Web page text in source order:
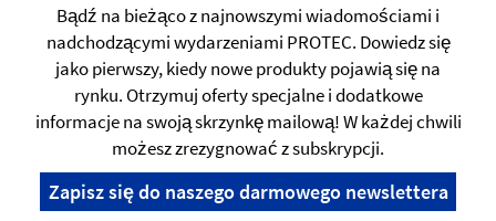
Bądź na bieżąco z najnowszymi wiadomościami i
nadchodzącymi wydarzeniami PROTEC. Dowiedz się
jako pierwszy, kiedy nowe produkty pojawią się na
rynku. Otrzymuj oferty specjalne i dodatkowe
informacje na swoją skrzynkę mailową! W każdej chwili
możesz zrezygnować z subskrypcji.
Zapisz się do naszego darmowego newslettera